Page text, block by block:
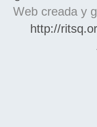
Web creada y
http://